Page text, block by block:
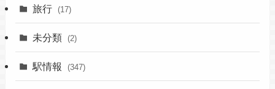
旅行 (17)
未分類 (2)
駅情報 (347)